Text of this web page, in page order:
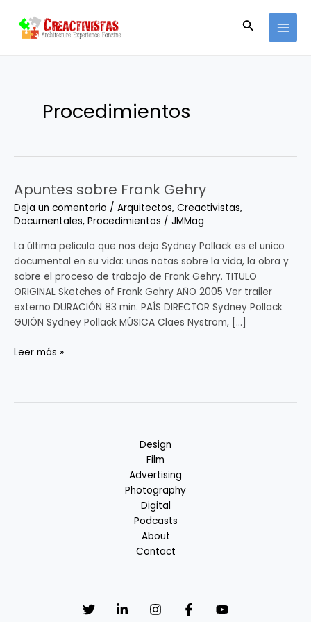
contenido
Buscar
Procedimientos
Apuntes sobre Frank Gehry
Deja un comentario / Arquitectos, Creactivistas,
Documentales, Procedimientos / JMMag
La última pelicula que nos dejo Sydney Pollack es el unico
documental en su vida: unas notas sobre la vida, la obra y
sobre el proceso de trabajo de Frank Gehry. TITULO
ORIGINAL Sketches of Frank Gehry AÑO 2005 Ver trailer
externo DURACIÓN 83 min. PAÍS DIRECTOR Sydney Pollack
GUIÓN Sydney Pollack MÚSICA Claes Nystrom, […]
Apuntes
sobre
Frank
Leer más »
Design
Film
Advertising
Photography
Digital
Podcasts
About
Contact